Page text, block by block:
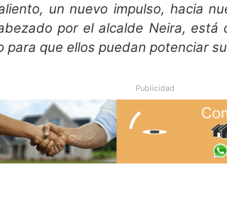
un nuevo impulso, hacia
por el alcalde Neira,
que ellos puedan potenciar
Publicidad